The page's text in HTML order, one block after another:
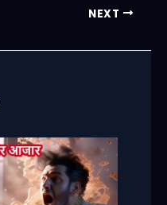
t st
e
NEXT